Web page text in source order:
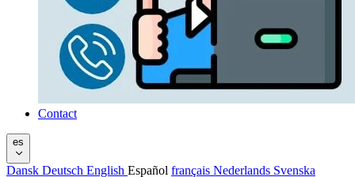
Contact
es
Dansk Deutsch English Español français Nederlands Svenska